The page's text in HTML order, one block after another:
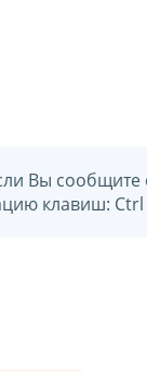
Вы сообщите
клавиш: